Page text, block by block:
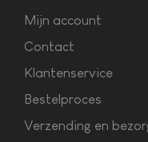
Mijn account
Contact
Klantenservice
Bestelproces
Verzending en